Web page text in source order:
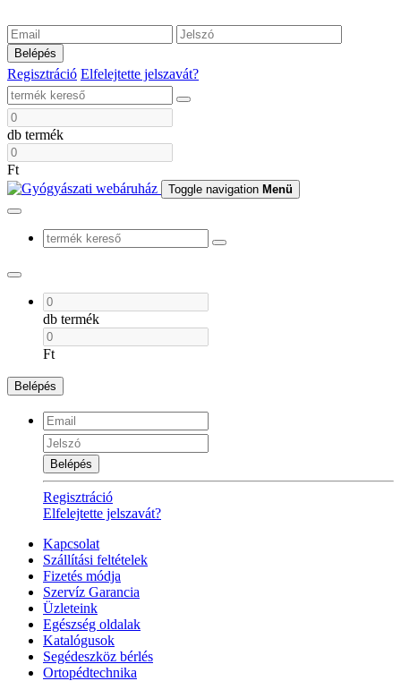
Belépés
Regisztráció Elfelejtette jelszavát?
db termék
Ft
Toggle navigation Menü
db termék
Ft
Belépés
Belépés
Regisztráció
Elfelejtette jelszavát?
Kapcsolat
Szállítási feltételek
Fizetés módja
Szervíz Garancia
Üzleteink
Egészség oldalak
Katalógusok
Segédeszköz bérlés
Ortopédtechnika